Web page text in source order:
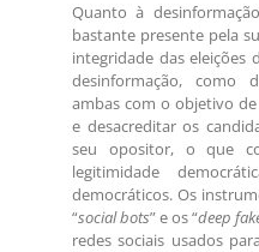
Quanto à
bastante presente pela
integridade das eleições
desinformação, como
ambas com o objetivo
e desacreditar os
seu opositor, o que
legitimidade
democráticos. Os
“social bots” e os “deep
redes sociais usados